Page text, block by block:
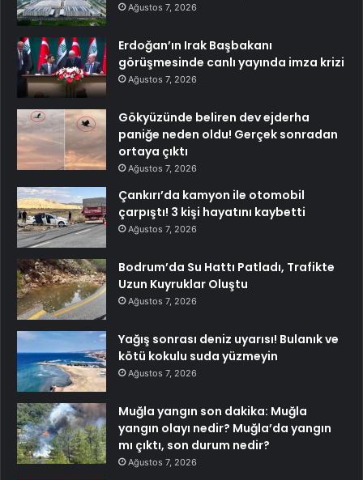
Ağustos 7, 2026
Erdoğan’ın Irak Başbakanı
görüşmesinde canlı yayında imza krizi
Ağustos 7, 2026
Gökyüzünde beliren dev ejderha
paniğe neden oldu! Gerçek sonradan
ortaya çıktı
Ağustos 7, 2026
Çankırı’da kamyon ile otomobil
çarpıştı! 3 kişi hayatını kaybetti
Ağustos 7, 2026
Bodrum’da Su Hattı Patladı, Trafikte
Uzun Kuyruklar Oluştu
Ağustos 7, 2026
Yağış sonrası deniz uyarısı! Bulanık ve
kötü kokulu suda yüzmeyin
Ağustos 7, 2026
Muğla yangın son dakika: Muğla
yangın olayı nedir? Muğla’da yangın
mı çıktı, son durum nedir?
Ağustos 7, 2026